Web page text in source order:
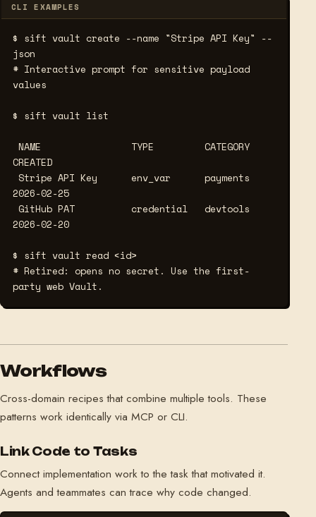
CLI EXAMPLES
$ sift vault create --name "Stripe API Key" --
json
# Interactive prompt for sensitive payload
values
$ sift vault list
CREATED
2026-02-25
2026-02-20
$ sift vault read <id>
# Retired: opens no secret. Use the first-
party web Vault.
Workflows
Cross-domain recipes that combine multiple tools. These
patterns work identically via MCP or CLI.
Link Code to Tasks
Connect implementation work to the task that motivated it.
Agents and teammates can trace why code changed.